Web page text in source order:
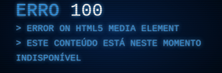
ERRO 100
ERROR ON HTML5 MEDIA ELEMENT
ESTE CONTEÚDO ESTÁ NESTE MOMENTO
INDISPONÍVEL